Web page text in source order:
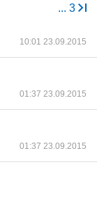
... 3
10:01 23.09.2015
01:37 23.09.2015
01:37 23.09.2015